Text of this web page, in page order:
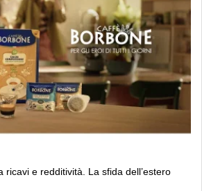
ricavi e redditività. La sfida dell’estero